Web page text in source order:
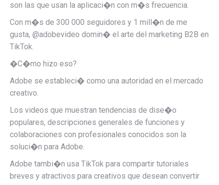
son las que usan la aplicaci�n con m�s frecuencia.
Con m�s de 300 000 seguidores y 1 mill�n de me
gusta, @adobevideo domin� el arte del marketing B2B en
TikTok.
�C�mo hizo eso?
Adobe se estableci� como una autoridad en el mercado
creativo.
Los videos que muestran tendencias de dise�o
populares, descripciones generales de funciones y
colaboraciones con profesionales conocidos son la
soluci�n para Adobe.
Adobe tambi�n usa TikTok para compartir tutoriales
breves y atractivos para creativos que desean convertir